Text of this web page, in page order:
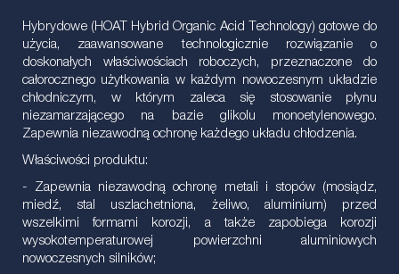
Hybrydowe (HOAT Hybrid Organic Acid Technology) gotowe do
użycia, zaawansowane technologicznie rozwiązanie o
doskonałych właściwościach roboczych, przeznaczone do
całorocznego użytkowania w każdym nowoczesnym układzie
chłodniczym, w którym zaleca się stosowanie płynu
niezamarzającego na bazie glikolu monoetylenowego.
Zapewnia niezawodną ochronę każdego układu chłodzenia.
Właściwości produktu:
- Zapewnia niezawodną ochronę metali i stopów (mosiądz,
miedź, stal uszlachetniona, żeliwo, aluminium) przed
wszelkimi formami korozji, a także zapobiega korozji
wysokotemperaturowej powierzchni aluminiowych
nowoczesnych silników;